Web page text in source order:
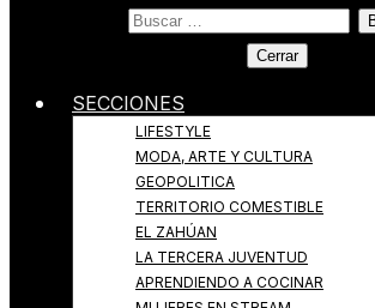
Cerrar
SECCIONES
LIFESTYLE
MODA, ARTE Y CULTURA
GEOPOLITICA
TERRITORIO COMESTIBLE
EL ZAHÚAN
LA TERCERA JUVENTUD
APRENDIENDO A COCINAR